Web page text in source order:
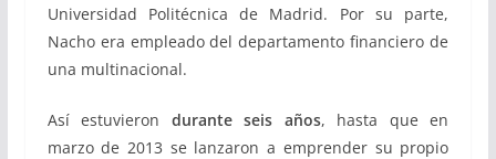
Universidad Politécnica de Madrid. Por su parte,
Nacho era empleado del departamento financiero de
una multinacional.
Así estuvieron durante seis años, hasta que en
marzo de 2013 se lanzaron a emprender su propio